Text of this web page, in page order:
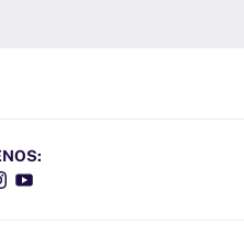
YouTube